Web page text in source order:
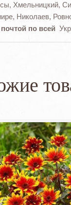
Хмельницкий,
Николаев,
по всей